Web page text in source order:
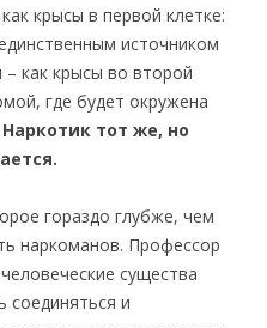
крысы в первой клетке:
источником
как крысы во второй
где будет окружена
Наркотик тот же, но
гораздо глубже, чем
наркоманов. Профессор
существа
соединяться и